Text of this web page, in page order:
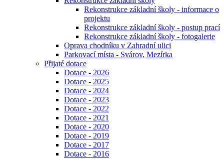
Rekonstrukce základní školy - informace o
projektu
Rekonstrukce základní školy - postup prací
Rekonstrukce základní školy - fotogalerie
Oprava chodníku v Zahradní ulici
Parkovací místa - Svárov, Mezírka
Přijaté dotace
Dotace - 2026
Dotace - 2025
Dotace - 2024
Dotace - 2023
Dotace - 2022
Dotace - 2021
Dotace - 2020
Dotace - 2019
Dotace - 2017
Dotace - 2016